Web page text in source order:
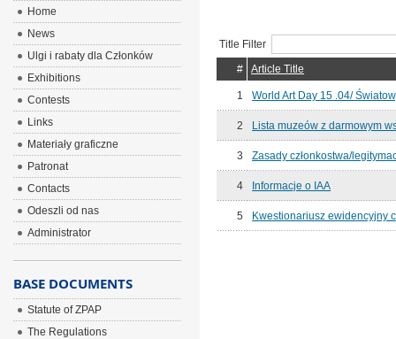
Title Filter
#
Article Title
1 World Art Day 15 .04/
2 Lista muzeów z darmowym
3 Zasady członkostwa/
4 Informacje o IAA
5 Kwestionariusz ewidencyjny
Home
News
Ulgi i rabaty dla Członków
Exhibitions
Contests
Links
Materiały graficzne
Patronat
Contacts
Odeszli od nas
Administrator
BASE DOCUMENTS
Statute of ZPAP
The Regulations